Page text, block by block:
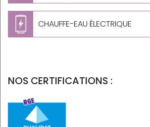
CHAUFFE-EAU ÉLECTRIQUE
NOS CERTIFICATIONS :